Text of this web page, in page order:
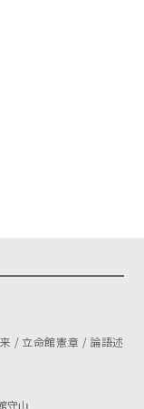
/ 立命館憲章 / 論語述
守山